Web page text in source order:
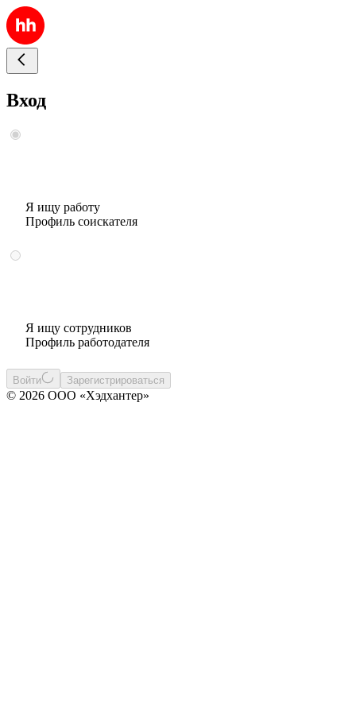
Вход
Я ищу работу
Профиль соискателя
Я ищу сотрудников
Профиль работодателя
Войти Зарегистрироваться
© 2026 ООО «Хэдхантер»